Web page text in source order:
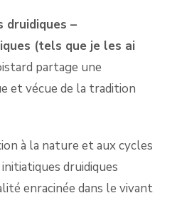
druidiques –
(tels que je les ai
partage une
et vécue de la tradition
à la nature et aux cycles
druidiques
enracinée dans le vivant